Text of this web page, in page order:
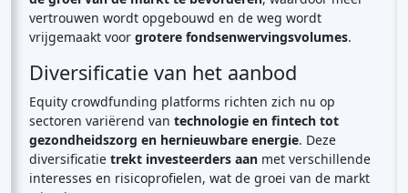
vertrouwen wordt opgebouwd en de weg wordt
vrijgemaakt voor grotere fondsenwervingsvolumes.
Diversificatie van het aanbod
Equity crowdfunding platforms richten zich nu op
sectoren variërend van technologie en fintech tot
gezondheidszorg en hernieuwbare energie. Deze
diversificatie trekt investeerders aan met verschillende
interesses en risicoprofielen, wat de groei van de markt